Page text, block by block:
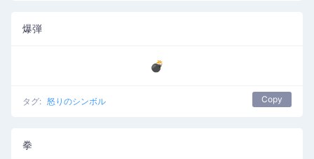
爆弾
💣
タグ: 怒りのシンボル Copy
拳